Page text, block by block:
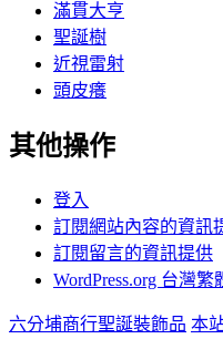
滿貫大亨
聖誕樹
近視雷射
頭皮癢
其他操作
登入
訂閱網站內容的資訊
訂閱留言的資訊提供
WordPress.org 台灣繁
六分埔商行聖誕裝飾品 本